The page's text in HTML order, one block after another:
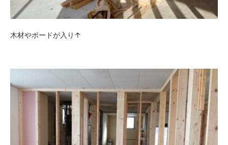
木材やボードが入り↑